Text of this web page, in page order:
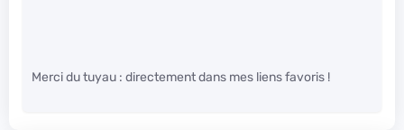
Merci du tuyau : directement dans mes liens favoris !